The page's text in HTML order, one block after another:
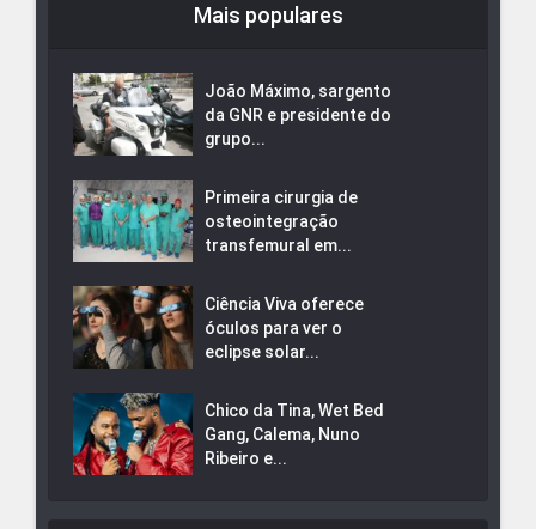
Mais populares
João Máximo, sargento
da GNR e presidente do
grupo...
Primeira cirurgia de
osteointegração
transfemural em...
Ciência Viva oferece
óculos para ver o
eclipse solar...
Chico da Tina, Wet Bed
Gang, Calema, Nuno
Ribeiro e...